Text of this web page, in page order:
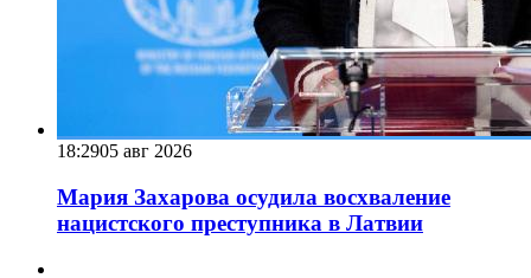
18:2905 авг 2026
Мария Захарова осудила восхваление
нацистского преступника в Латвии